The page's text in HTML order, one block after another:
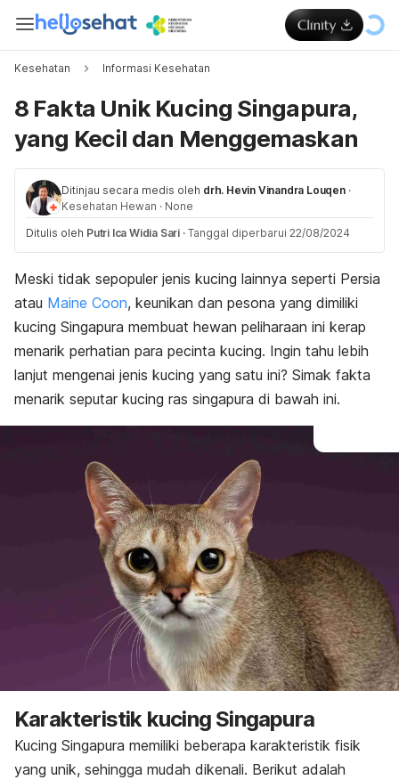
Kesehatan Informasi Kesehatan
8 Fakta Unik Kucing Singapura,
yang Kecil dan Menggemaskan
Ditinjau secara medis oleh drh. Hevin Vinandra Louqen ·
Kesehatan Hewan · None
Ditulis oleh Putri Ica Widia Sari · Tanggal diperbarui 22/08/2024
Meski tidak sepopuler jenis kucing lainnya seperti Persia
atau Maine Coon, keunikan dan pesona yang dimiliki
kucing Singapura membuat hewan peliharaan ini kerap
menarik perhatian para pecinta kucing. Ingin tahu lebih
lanjut mengenai jenis kucing yang satu ini? Simak fakta
menarik seputar kucing ras singapura di bawah ini.
Karakteristik kucing Singapura
Kucing Singapura memiliki beberapa karakteristik fisik
yang unik, sehingga mudah dikenali. Berikut adalah